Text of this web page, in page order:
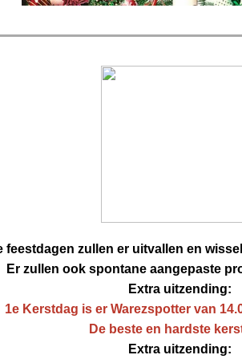
feestdagen zullen er uitvallen en
Er zullen ook spontane aangepaste
Extra uitzending:
1e Kerstdag is er Warezspotter van
De beste en hardste
Extra uitzending: